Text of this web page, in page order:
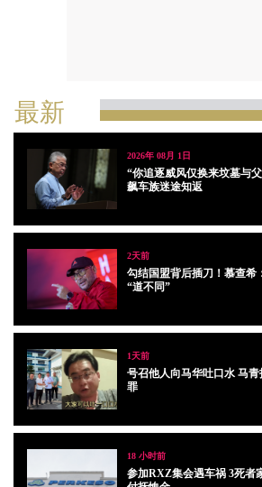
最新
2026年 08月 1日
“你追逐威风仅换来坟墓与
飙车族迷途知返
2天前
勾结国盟背后插刀！慕查希
“道不同”
1天前
号召他人向马华吐口水 马
罪
18 小时前
参加RXZ集会遇车祸 3死者